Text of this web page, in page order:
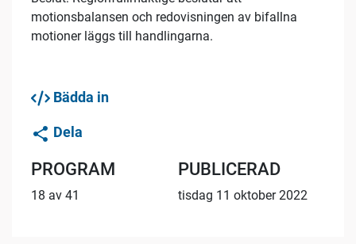
motionsbalansen och redovisningen av bifallna
motioner läggs till handlingarna.
Bädda in
Dela
PROGRAM
18 av 41
PUBLICERAD
tisdag 11 oktober 2022